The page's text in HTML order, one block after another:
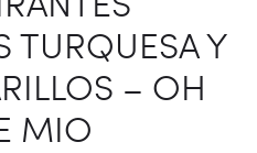
TURQUESA Y
– OH
MIO